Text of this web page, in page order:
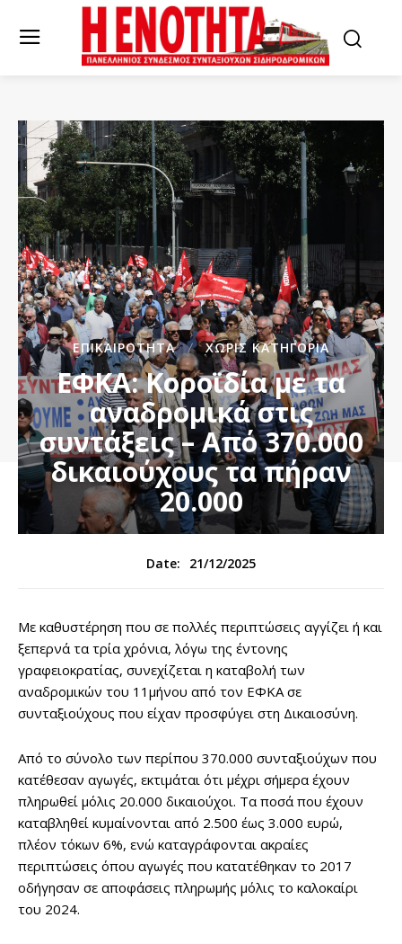
ΕΠΙΚΑΙΡΌΤΗΤΑ ΧΩΡΊΣ ΚΑΤΗΓΟΡΊΑ
ΕΦΚΑ: Κοροϊδία με τα
αναδρομικά στις
συντάξεις – Από 370.000
δικαιούχους τα πήραν
20.000
Date: 21/12/2025
Με καθυστέρηση που σε πολλές περιπτώσεις αγγίζει ή και
ξεπερνά τα τρία χρόνια, λόγω της έντονης
γραφειοκρατίας, συνεχίζεται η καταβολή των
αναδρομικών του 11μήνου από τον ΕΦΚΑ σε
συνταξιούχους που είχαν προσφύγει στη Δικαιοσύνη.
Από το σύνολο των περίπου 370.000 συνταξιούχων που
κατέθεσαν αγωγές, εκτιμάται ότι μέχρι σήμερα έχουν
πληρωθεί μόλις 20.000 δικαιούχοι. Τα ποσά που έχουν
καταβληθεί κυμαίνονται από 2.500 έως 3.000 ευρώ,
πλέον τόκων 6%, ενώ καταγράφονται ακραίες
περιπτώσεις όπου αγωγές που κατατέθηκαν το 2017
οδήγησαν σε αποφάσεις πληρωμής μόλις το καλοκαίρι
του 2024.